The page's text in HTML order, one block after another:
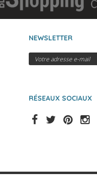
NEWSLETTER
RÉSEAUX SOCIAUX